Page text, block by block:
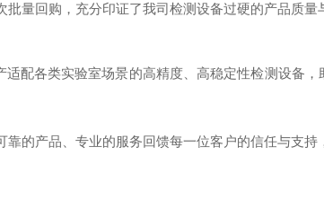
量回购，充分印证了我司检测设备过硬的产品质量
配各类实验室场景的高精度、高稳定性检测设备
的产品、专业的服务回馈每一位客户的信任与支持